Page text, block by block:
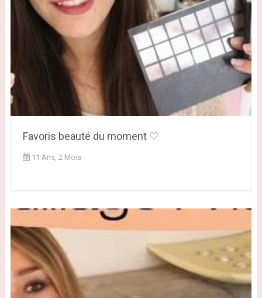
Favoris beauté du moment ♡
11 Ans, 2 Mois